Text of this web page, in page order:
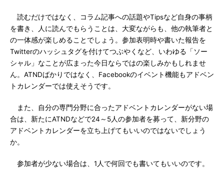
読むだけではなく、コラム記事への話題やTipsなど自身の事柄
を書き、人に読んでもらうことは、大変ながらも、他の執筆者と
の一体感が楽しめることでしょう。参加表明時や書いた報告を
Twitterのハッシュタグを付けてつぶやくなど、いわゆる「ソー
シャル」なことが広まった今日ならではの楽しみかもしれませ
ん。ATNDばかりではなく、Facebookのイベント機能もアドベン
トカレンダーでは使えそうです。
また、自分の専門分野に合ったアドベントカレンダーがない場
合は、新たにATNDなどで24～5人の参加者を募って、新分野の
アドベントカレンダーを立ち上げてもいいのではないでしょう
か。
参加者が少ない場合は、1人で何回でも書いてもいいのです。